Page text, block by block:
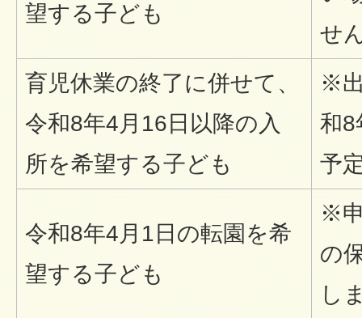
望する子ども
せ
育児休業の終了に併せて、
令和8年4月16日以降の入
所を希望する子ども
※
和8
予
令和8年4月1日の転園を希
望する子ども
※
の
し